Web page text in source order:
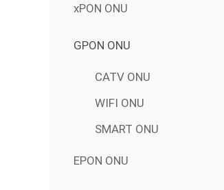
xPON ONU
GPON ONU
CATV ONU
WIFI ONU
SMART ONU
EPON ONU